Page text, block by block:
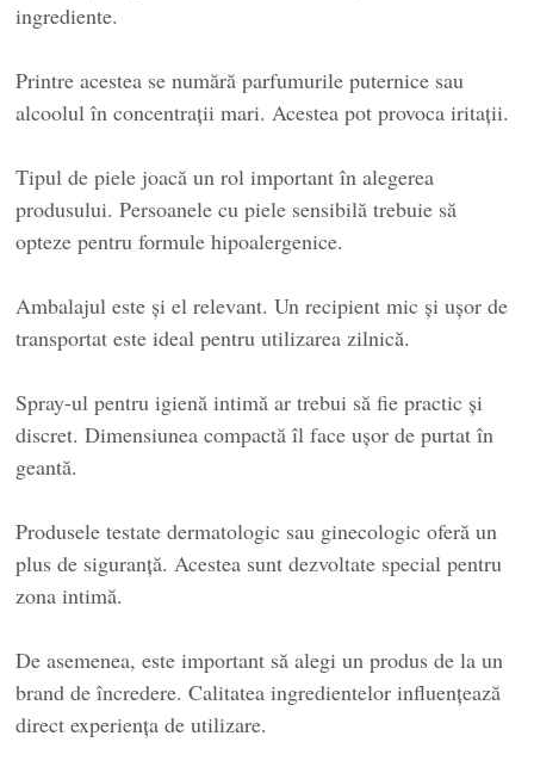
ingrediente.
Printre acestea se numără parfumurile puternice sau
alcoolul în concentrații mari. Acestea pot provoca iritații.
Tipul de piele joacă un rol important în alegerea
produsului. Persoanele cu piele sensibilă trebuie să
opteze pentru formule hipoalergenice.
Ambalajul este și el relevant. Un recipient mic și ușor de
transportat este ideal pentru utilizarea zilnică.
Spray-ul pentru igienă intimă ar trebui să fie practic și
discret. Dimensiunea compactă îl face ușor de purtat în
geantă.
Produsele testate dermatologic sau ginecologic oferă un
plus de siguranță. Acestea sunt dezvoltate special pentru
zona intimă.
De asemenea, este important să alegi un produs de la un
brand de încredere. Calitatea ingredientelor influențează
direct experiența de utilizare.